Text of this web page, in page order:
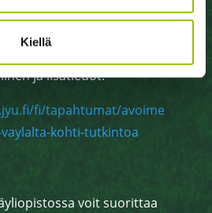
Kiellä
väyläopiskelusta ja
ja lisätiedot:
fi/tapahtumat/avoime
kohti-tutkintoa
voit suorittaa